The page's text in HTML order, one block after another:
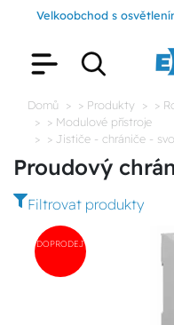
Velkoobchod s
Domů > Produkty
>
> Modulové přístroje
> Jističe - chrániče -
Proudový
Filtrovat produkty
DOPRODEJ